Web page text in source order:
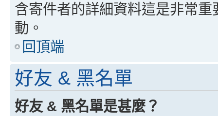
含寄件者的詳細資料這是非常
動。
回頂端
好友 & 黑名單
好友 & 黑名單是甚麼？